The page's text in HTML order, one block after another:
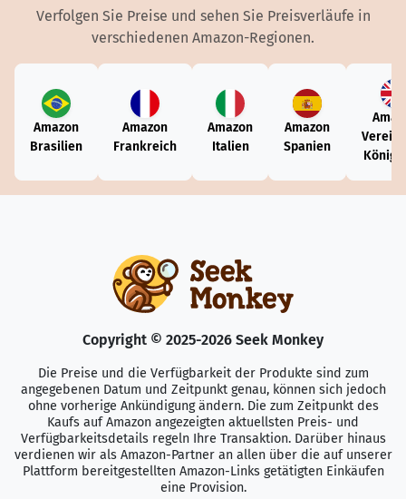
Verfolgen Sie Preise und sehen Sie Preisverläufe in
verschiedenen Amazon-Regionen.
Amazon
Brasilien
Amazon
Frankreich
Amazon
Italien
Amazon
Spanien
Copyright © 2025-2026 Seek Monkey
Die Preise und die Verfügbarkeit der Produkte sind zum
angegebenen Datum und Zeitpunkt genau, können sich jedoch
ohne vorherige Ankündigung ändern. Die zum Zeitpunkt des
Kaufs auf Amazon angezeigten aktuellsten Preis- und
Verfügbarkeitsdetails regeln Ihre Transaktion. Darüber hinaus
verdienen wir als Amazon-Partner an allen über die auf unserer
Plattform bereitgestellten Amazon-Links getätigten Einkäufen
eine Provision.